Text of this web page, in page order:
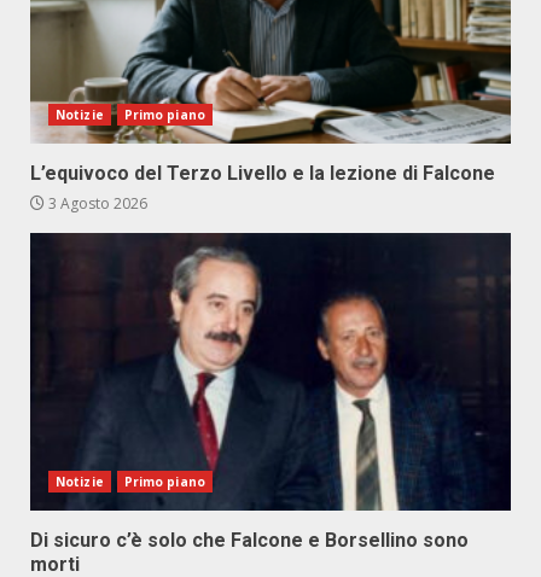
Notizie Primo piano
L’equivoco del Terzo Livello e la lezione di Falcone
3 Agosto 2026
Notizie Primo piano
Di sicuro c’è solo che Falcone e Borsellino sono
morti